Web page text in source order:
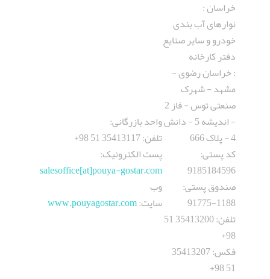
خراسان :
نوارهای آب بندی
خودرو و سایر صنایع
دفتر کارخانه
: خراسان رضوی -
مشهد - شهرک
صنعتی توس - فاز 2
- اندیشه 5 - دانش
4 - پلاک 666
کد پستی:
9185184596
صندوق پستی:
1188-91775
تلفن: 35413200 51
98+
فکس: 35413207
51 98+
واحد بازرگانی:
تلفن: 35413117 51 98+
پست الکترونيک:
salesoffice[at]pouya-gostar.com
وب
سایت:www.pouyagostar.com